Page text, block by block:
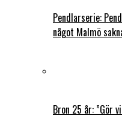
Pendlarserie:
något Malmö
Bron 25 år: ”Gör